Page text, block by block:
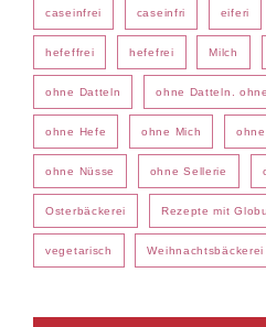
caseinfrei caseinfri eiferi
hefeffrei hefefrei Milch
ohne Datteln ohne Datteln.
ohne Hefe ohne Mich
ohne Nüsse ohne Sellerie
Osterbäckerei Rezepte mit
vegetarisch Weihnachtsbäckerei